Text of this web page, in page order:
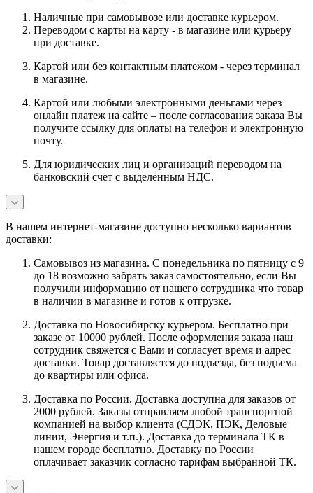
Наличные при самовывозе или доставке курьером.
Переводом с карты на карту - в магазине или курьеру
при доставке.
Картой или без контактным платежом - через терминал
в магазине.
Картой или любыми электронными деньгами через
онлайн платеж на сайте – после согласования заказа Вы
получите ссылку для оплаты на телефон и электронную
почту.
Для юридических лиц и организаций переводом на
банковский счет с выделенным НДС.
В нашем интернет-магазине доступно несколько вариантов
доставки:
Самовывоз из магазина. С понедельника по пятницу с 9
до 18 возможно забрать заказ самостоятельно, если Вы
получили информацию от нашего сотрудника что товар
в наличии в магазине и готов к отгрузке.
Доставка по Новосибирску курьером. Бесплатно при
заказе от 10000 рублей. После оформления заказа наш
сотрудник свяжется с Вами и согласует время и адрес
доставки. Товар доставляется до подъезда, без подъема
до квартиры или офиса.
Доставка по России. Доставка доступна для заказов от
2000 рублей. Заказы отправляем любой транспортной
компанией на выбор клиента (СДЭК, ПЭК, Деловые
линии, Энергия и т.п.). Доставка до терминала ТК в
нашем городе бесплатно. Доставку по России
оплачивает заказчик согласно тарифам выбранной ТК.